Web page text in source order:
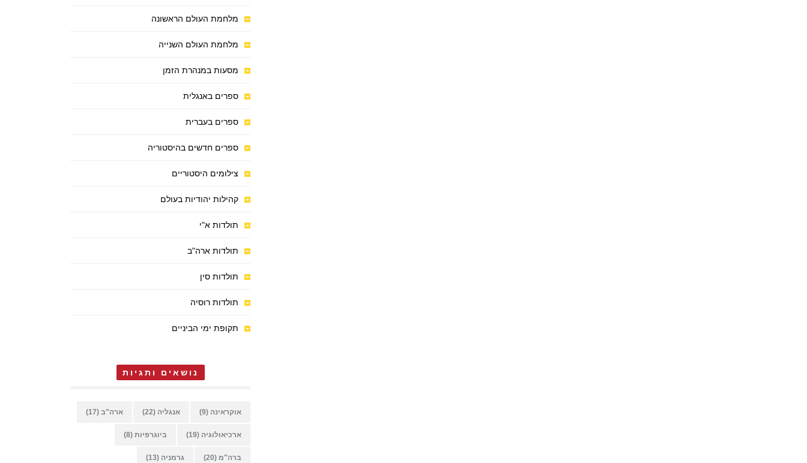
מלחמת העולם הראשונה
מלחמת העולם השנייה
מסעות במנהרת הזמן
ספרים באנגלית
ספרים בעברית
ספרים חדשים בהיסטוריה
צילומים היסטוריים
קהילות יהודיות בעולם
תולדות א"י
תולדות ארה"ב
תולדות סין
תולדות רוסיה
תקופת ימי הביניים
נושאים ותגיות
אוקראינה (9) אנגליה (22) ארה"ב (17)
ארכיאולוגיה (19) ביוגרפיות (8)
ברה"מ (20) גרמניה (13)